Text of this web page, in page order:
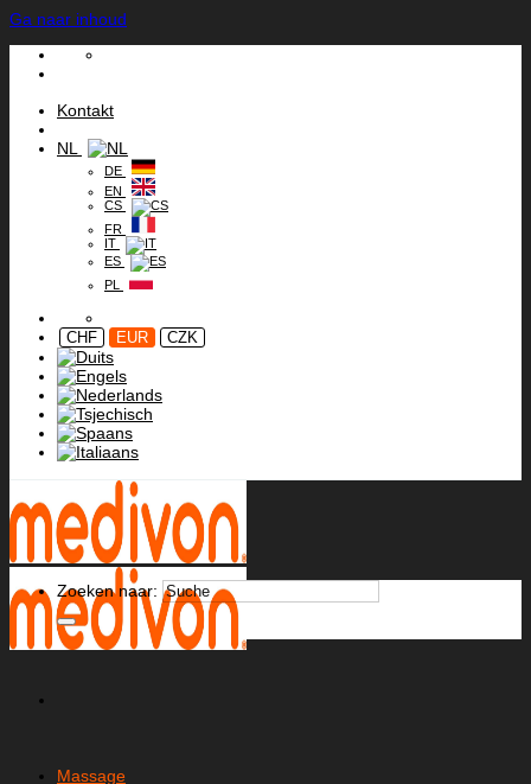
Ga naar inhoud
Kontakt
NL
DE
EN
CS
FR
IT
ES
PL
CHF EUR CZK
Massage
Zoeken naar: